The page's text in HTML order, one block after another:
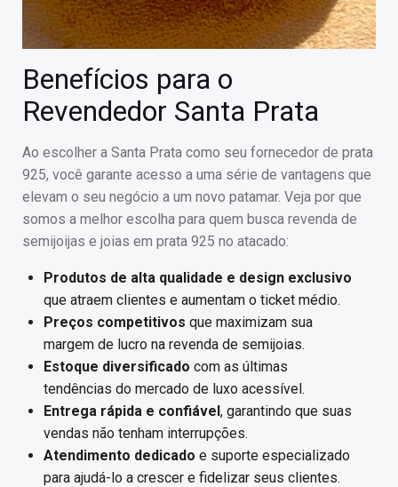
Benefícios para o
Revendedor Santa Prata
Ao escolher a Santa Prata como seu fornecedor de prata
925, você garante acesso a uma série de vantagens que
elevam o seu negócio a um novo patamar. Veja por que
somos a melhor escolha para quem busca revenda de
semijoijas e joias em prata 925 no atacado:
Produtos de alta qualidade e design exclusivo
que atraem clientes e aumentam o ticket médio.
Preços competitivos que maximizam sua
margem de lucro na revenda de semijoias.
Estoque diversificado com as últimas
tendências do mercado de luxo acessível.
Entrega rápida e confiável, garantindo que suas
vendas não tenham interrupções.
Atendimento dedicado e suporte especializado
para ajudá-lo a crescer e fidelizar seus clientes.